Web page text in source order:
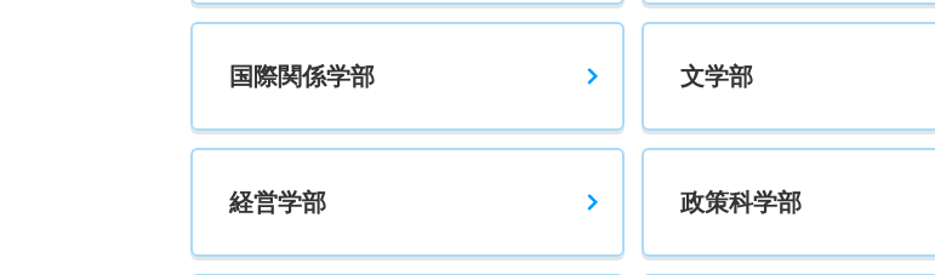
国際関係学部 文学部
経営学部 政策科学部